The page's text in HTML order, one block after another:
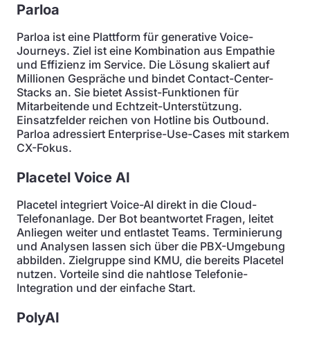
Parloa
Parloa ist eine Plattform für generative Voice-
Journeys. Ziel ist eine Kombination aus Empathie
und Effizienz im Service. Die Lösung skaliert auf
Millionen Gespräche und bindet Contact-Center-
Stacks an. Sie bietet Assist-Funktionen für
Mitarbeitende und Echtzeit-Unterstützung.
Einsatzfelder reichen von Hotline bis Outbound.
Parloa adressiert Enterprise-Use-Cases mit starkem
CX-Fokus.
Placetel Voice AI
Placetel integriert Voice-AI direkt in die Cloud-
Telefonanlage. Der Bot beantwortet Fragen, leitet
Anliegen weiter und entlastet Teams. Terminierung
und Analysen lassen sich über die PBX-Umgebung
abbilden. Zielgruppe sind KMU, die bereits Placetel
nutzen. Vorteile sind die nahtlose Telefonie-
Integration und der einfache Start.
PolyAI